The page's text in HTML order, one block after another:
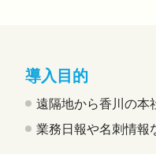
導入目的
遠隔地から香川の本
業務日報や名刺情報